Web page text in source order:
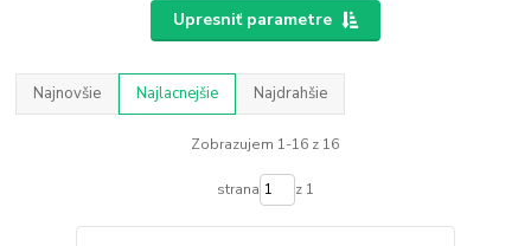
Upresniť parametre
Najnovšie Najlacnejšie Najdrahšie
Zobrazujem 1-16 z 16
strana z 1